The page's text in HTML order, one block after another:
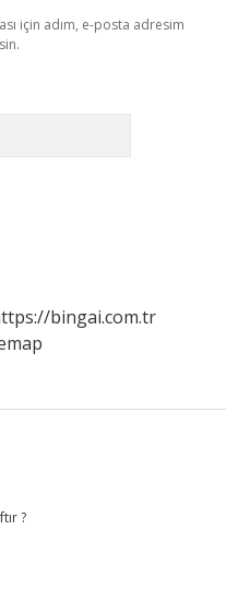
için adım, e-posta adresim
bingai.com.tr
?